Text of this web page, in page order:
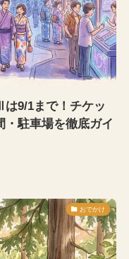
9/1まで！チケッ
・駐車場を徹底ガイ
おでかけ